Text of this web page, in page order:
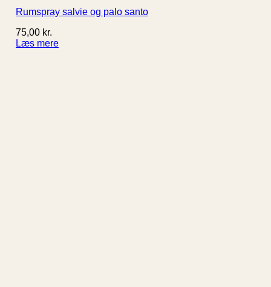
Rumspray salvie og palo santo
75,00 kr.
Læs mere